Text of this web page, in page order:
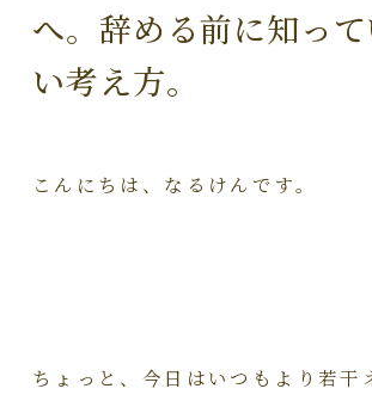
へ。辞める前に知っ
い考え方。
こんにちは、なるけんです。
ちょっと、今日はいつもより若干